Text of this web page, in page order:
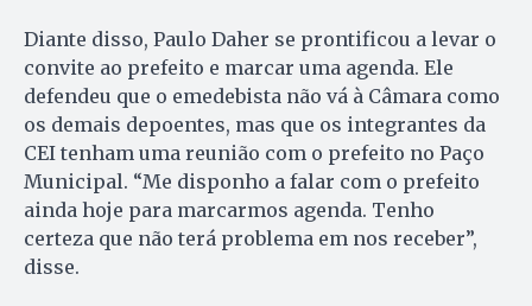
Diante disso, Paulo Daher se prontificou a levar o
convite ao prefeito e marcar uma agenda. Ele
defendeu que o emedebista não vá à Câmara como
os demais depoentes, mas que os integrantes da
CEI tenham uma reunião com o prefeito no Paço
Municipal. “Me disponho a falar com o prefeito
ainda hoje para marcarmos agenda. Tenho
certeza que não terá problema em nos receber”,
disse.